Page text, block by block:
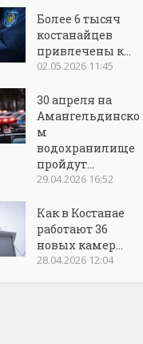
Более 6 тысяч
костанайцев
привлечены к...
02.05.2026 11:45
30 апреля на
Амангельдинско
м
водохранилище
пройдут...
29.04.2026 16:52
Как в Костанае
работают 36
новых камер...
28.04.2026 12:04